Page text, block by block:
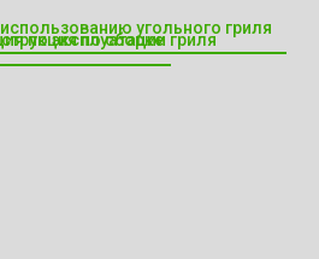
угольного гриля
по сборке
по эксплуатации гриля